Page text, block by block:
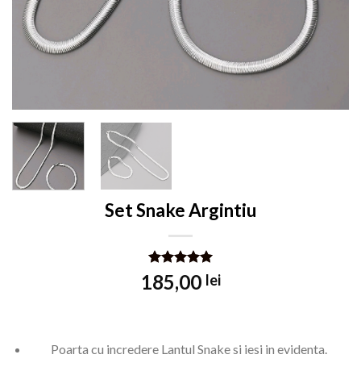
Set Snake Argintiu
Evaluat la
5.00din 5
185,00 lei
Poarta cu incredere Lantul Snake si iesi in evidenta.